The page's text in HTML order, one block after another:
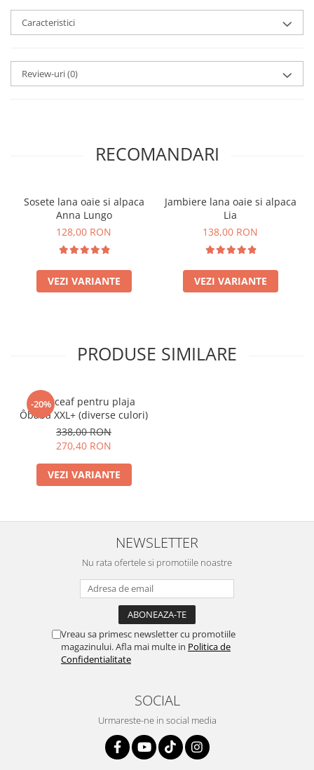
Caracteristici
Review-uri(0)
RECOMANDARI
Sosete lana oaie si alpaca
Anna Lungo
128,00 RON
VEZI VARIANTE
Jambiere lana oaie si alpaca
Lia
138,00 RON
VEZI VARIANTE
PRODUSE SIMILARE
-20%
Cearceaf pentru plaja
Ôbaba XXL+ (diverse culori)
338,00 RON
270,40 RON
VEZI VARIANTE
NEWSLETTER
Nu rata ofertele si promotiile noastre
Vreau sa primesc newsletter cu promotiile
magazinului. Afla mai multe in Politica de
Confidentialitate
SOCIAL
Urmareste-ne in social media